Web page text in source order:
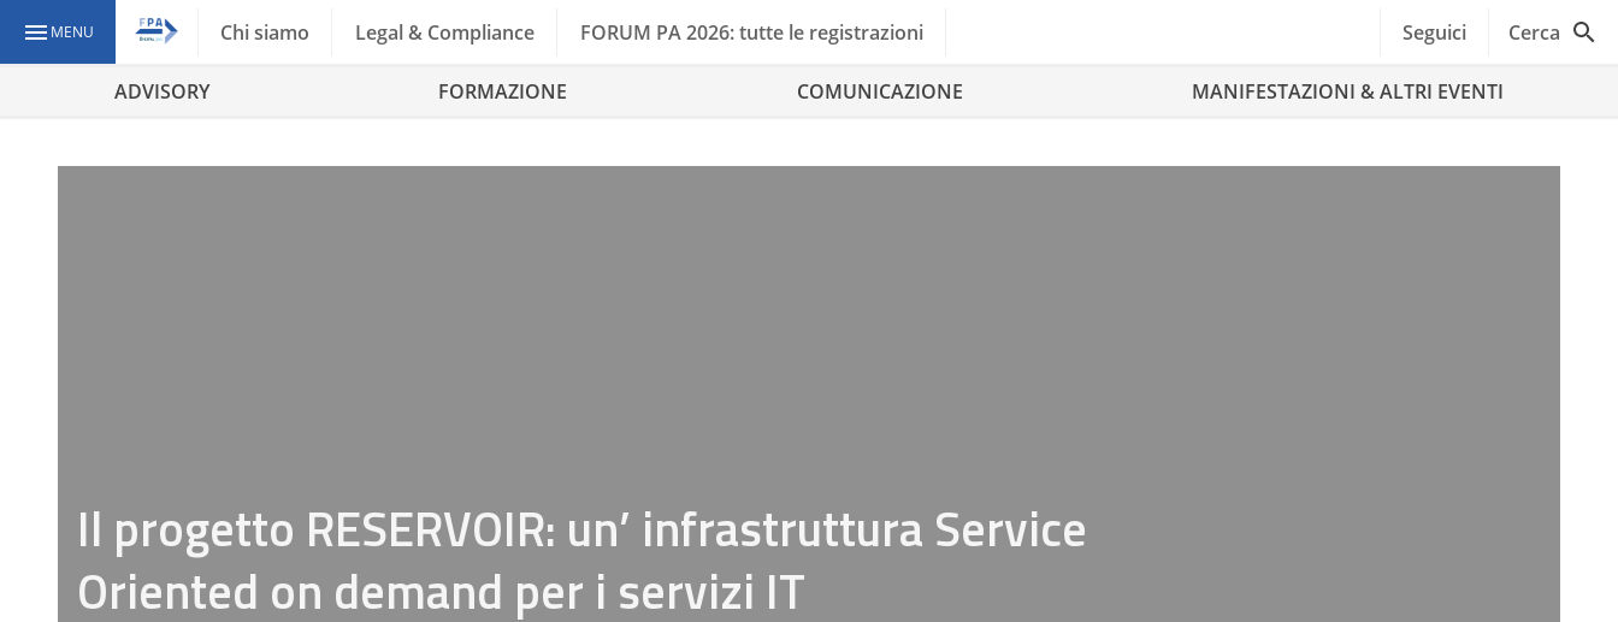
MENU Chi siamo Legal & Compliance FORUM PA 2026: tutte le registrazioni Seguici Cerca
ADVISORY FORMAZIONE COMUNICAZIONE MANIFESTAZIONI & ALTRI EVENTI
Il progetto RESERVOIR: un’ infrastruttura Service
Oriented on demand per i servizi IT